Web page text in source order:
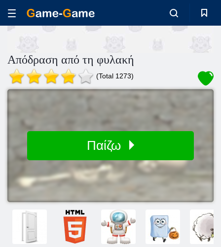
Απόδραση από τη φυλακή
(Total 1273)
Παίζω